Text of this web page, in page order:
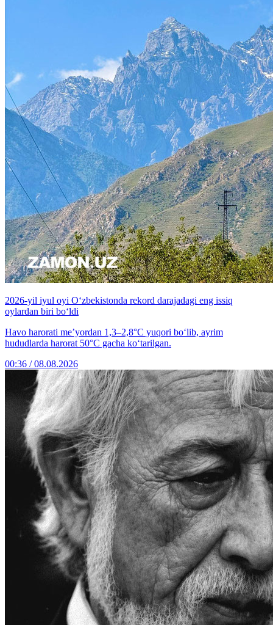
2026-yil iyul oyi O‘zbekistonda rekord darajadagi eng issiq
oylardan biri bo‘ldi
Havo harorati me’yordan 1,3–2,8°C yuqori bo‘lib, ayrim
hududlarda harorat 50°C gacha ko‘tarilgan.
00:36 / 08.08.2026